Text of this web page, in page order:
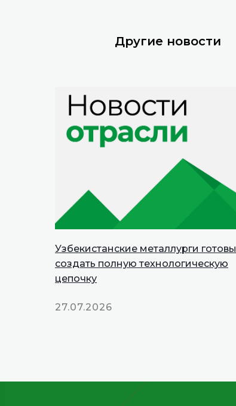
Другие новости
Узбекистанские металлурги готовы
создать полную технологическую
цепочку
27.07.2026